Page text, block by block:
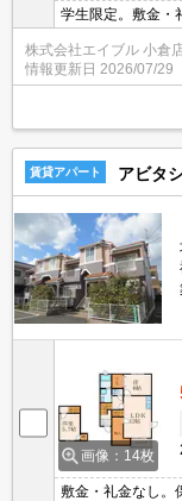
学生限定。敷金・
株式会社エイブル 小倉
情報更新日 2026/07/29
賃貸アパート アビタ
画像：14枚
敷金・礼金なし。